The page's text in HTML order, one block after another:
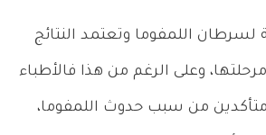
لسرطان اللمفوما وتعتمد النتائج
وعلى الرغم من هذا فالأطباء
من سبب حدوث اللمفوما،